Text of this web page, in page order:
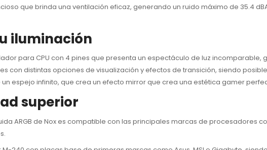
que brinda una ventilación eficaz, generando un ruido máximo de 35.4
iluminación
para CPU con 4 pines que presenta un espectáculo de luz incomparable,
con distintas opciones de visualización y efectos de transición, siendo
espejo infinito, que crea un efecto mirror que crea una estética gamer
superior
ARGB de Nox es compatible con las principales marcas de procesadores